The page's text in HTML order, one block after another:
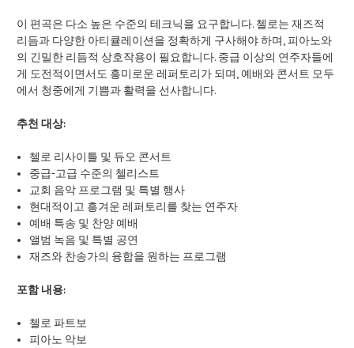
이 편곡은 다소 높은 수준의 테크닉을 요구합니다. 첼로는 재즈적
리듬과 다양한 아티큘레이션을 정확하게 구사해야 하며, 피아노와
의 긴밀한 리듬적 상호작용이 필요합니다. 중급 이상의 연주자들에
게 도전적이면서도 흥미로운 레퍼토리가 되며, 예배와 콘서트 모두
에서 청중에게 기쁨과 활력을 선사합니다.
추천 대상:
첼로 리사이틀 및 듀오 콘서트
중급-고급 수준의 첼리스트
교회 음악 프로그램 및 특별 행사
현대적이고 흥겨운 레퍼토리를 찾는 연주자
예배 특송 및 찬양 예배
앨범 녹음 및 특별 공연
재즈와 찬송가의 융합을 원하는 프로그램
포함 내용:
첼로 파트보
피아노 악보